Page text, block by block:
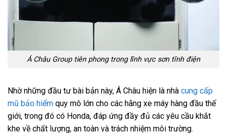
Á Châu Group tiên phong trong lĩnh vực sơn tĩnh điện
Nhờ những đầu tư bài bản này, Á Châu hiện là nhà cung cấp
mũ bảo hiểm quy mô lớn cho các hãng xe máy hàng đầu thế
giới, trong đó có Honda, đáp ứng đầy đủ các yêu cầu khắt
khe về chất lượng, an toàn và trách nhiệm môi trường.